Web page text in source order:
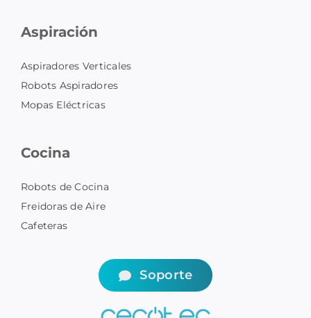
Aspiración
Aspiradores Verticales
Robots Aspiradores
Mopas Eléctricas
Cocina
Robots de Cocina
Freidoras de Aire
Cafeteras
Soporte